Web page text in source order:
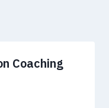
Coaching